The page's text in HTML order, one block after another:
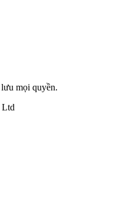
mọi quyền.
Ltd